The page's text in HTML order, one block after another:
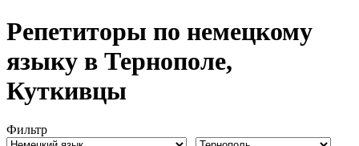
Репетиторы по немецкому
языку в Тернополе,
Куткивцы
Фильтр